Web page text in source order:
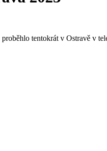
tentokrát v Ostravě v